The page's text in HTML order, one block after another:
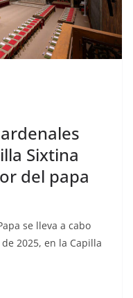
Sixtina
del papa
se lleva a cabo
2025, en la Capilla